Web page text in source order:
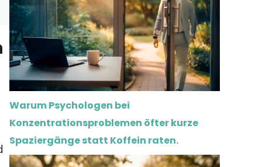
Warum Psychologen bei
Konzentrationsproblemen öfter kurze
Spaziergänge statt Koffein raten.